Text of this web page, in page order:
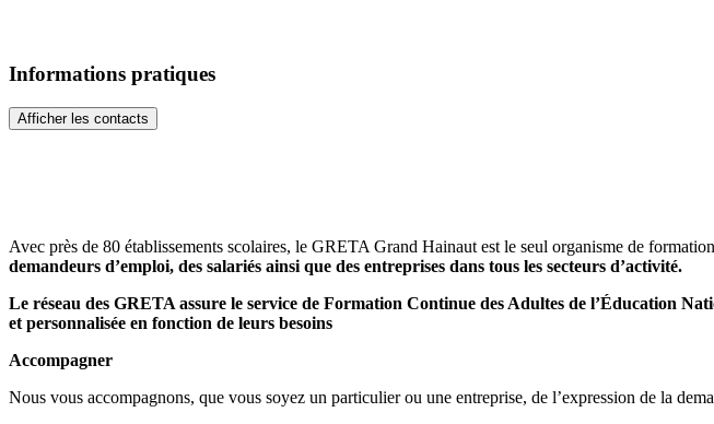
Avec près de 80 établissements scolaires, le GRETA Grand Hainaut est le seul organisme de
demandeurs d’emploi, des salariés ainsi que des entreprises dans tous les secteurs d’activité.
Le réseau des GRETA assure le service de Formation Continue des Adultes de l’Éducation
et personnalisée en fonction de leurs besoins
Accompagner
Nous vous accompagnons, que vous soyez un particulier ou une entreprise, de l’expression de la
Informations pratiques
Afficher les contacts